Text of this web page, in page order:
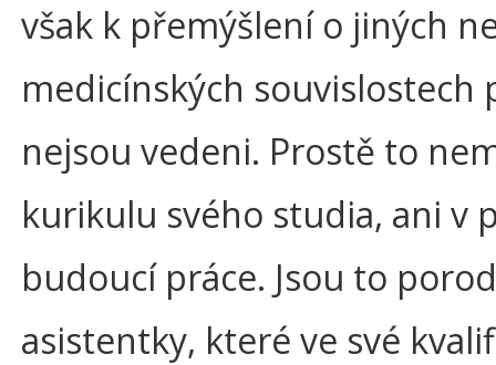
však k přemýšlení o jiných
medicínských souvislostech
nejsou vedeni. Prostě to
kurikulu svého studia, ani v
budoucí práce. Jsou to
asistentky, které ve své